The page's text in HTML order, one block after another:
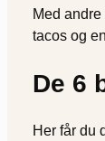
Med
tacos og
De 6
Her får du